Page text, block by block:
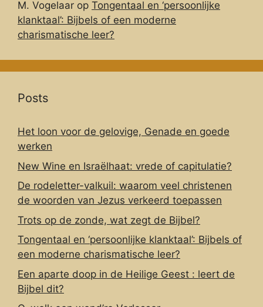
M. Vogelaar op Tongentaal en ‘persoonlijke
klanktaal’: Bijbels of een moderne
charismatische leer?
Posts
Het loon voor de gelovige, Genade en goede
werken
New Wine en Israëlhaat: vrede of capitulatie?
De rodeletter-valkuil: waarom veel christenen
de woorden van Jezus verkeerd toepassen
Trots op de zonde, wat zegt de Bijbel?
Tongentaal en ‘persoonlijke klanktaal’: Bijbels of
een moderne charismatische leer?
Een aparte doop in de Heilige Geest : leert de
Bijbel dit?